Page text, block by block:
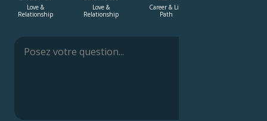
Love &
Relationship
Love &
Relationship
Career & Life
Path